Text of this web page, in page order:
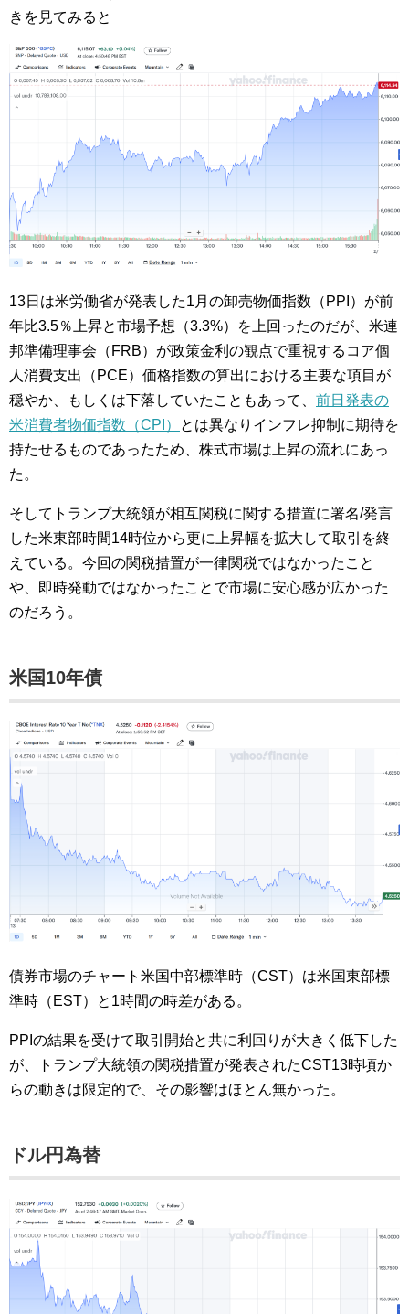
きを見てみると
13日は米労働省が発表した1月の卸売物価指数（PPI）が前
年比3.5％上昇と市場予想（3.3%）を上回ったのだが、米連
邦準備理事会（FRB）が政策金利の観点で重視するコア個
人消費支出（PCE）価格指数の算出における主要な項目が
穏やか、もしくは下落していたこともあって、 前日発表の
米消費者物価指数（CPI）
とは異なりインフレ抑制に期待を
持たせるものであったため、株式市場は上昇の流れにあっ
た。
そしてトランプ大統領が相互関税に関する措置に署名/発言
した米東部時間14時位から更に上昇幅を拡大して取引を終
えている。今回の関税措置が一律関税ではなかったこと
や、即時発動ではなかったことで市場に安心感が広かった
のだろう。
米国10年債
債券市場のチャート米国中部標準時（CST）は米国東部標
準時（EST）と1時間の時差がある。
PPIの結果を受けて取引開始と共に利回りが大きく低下した
が、トランプ大統領の関税措置が発表されたCST13時頃か
らの動きは限定的で、その影響はほとん無かった。
ドル円為替